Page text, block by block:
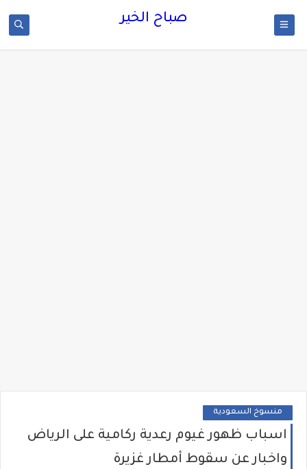
صباح الخير
منسوخ السعودية
اسباب ظهور غيوم رعدية ركامية على الرياض
واخبار عن سقوط أمطار غزيرة